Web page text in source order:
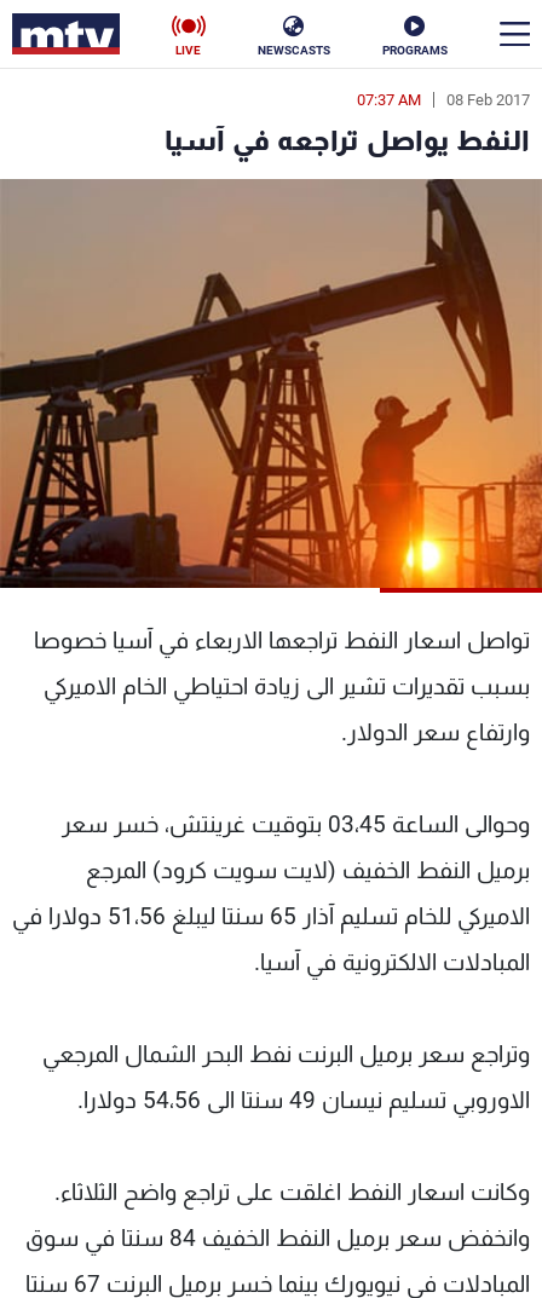
PROGRAMS
NEWSCASTS
LIVE
08 Feb 2017
07:37 AM
النفط يواصل تراجعه في آسيا
تواصل اسعار النفط تراجعها الاربعاء في آسيا خصوصا
بسبب تقديرات تشير الى زيادة احتياطي الخام الاميركي
وارتفاع سعر الدولار.
وحوالى الساعة 03،45 بتوقيت غرينتش، خسر سعر
برميل النفط الخفيف (لايت سويت كرود) المرجع
الاميركي للخام تسليم آذار 65 سنتا ليبلغ 51،56 دولارا في
المبادلات الالكترونية في آسيا.
وتراجع سعر برميل البرنت نفط البحر الشمال المرجعي
الاوروبي تسليم نيسان 49 سنتا الى 54،56 دولارا.
وكانت اسعار النفط اغلقت على تراجع واضح الثلاثاء.
وانخفض سعر برميل النفط الخفيف 84 سنتا في سوق
المبادلات في نيويورك بينما خسر برميل البرنت 67 سنتا
en
الأخبار
سياسة
إقتصاد فن
منوعات رياضة
كأس العالم
البرامج
جدول البرامج
شاهد البرامج
عن MTV
الإنـتـاج
لاعلاناتكم
وظائف
تواصل معنا